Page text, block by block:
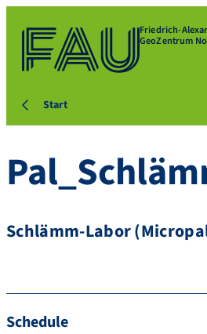
Friedrich-
GeoZentrum
Start
Schlämm-Labor
Schedule